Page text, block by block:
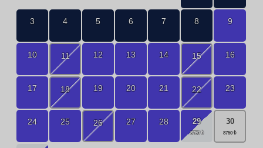
3 4 5 6 7 8 9
10 11 12 13 14 15 16
17 18 19 20 21 22 23
24 25 26 27 28 29 30